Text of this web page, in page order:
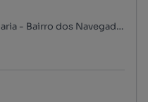
Avenida Lopo Soares de Albergaria - Bairro dos Navegadores, Porto Salvo, Oeiras, Lisboa